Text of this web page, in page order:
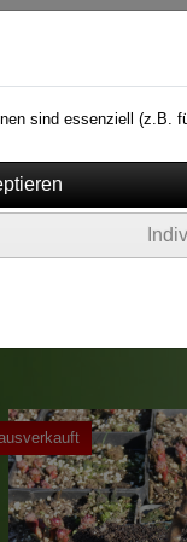
sind essenziell (z.B.